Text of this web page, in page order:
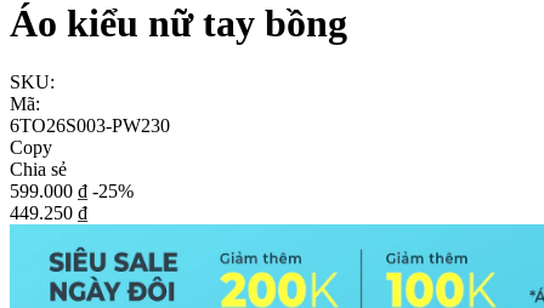
Áo kiểu nữ tay bồng
SKU:
Mã:
6TO26S003-PW230
Copy
Chia sẻ
599.000 ₫ -25%
449.250 ₫